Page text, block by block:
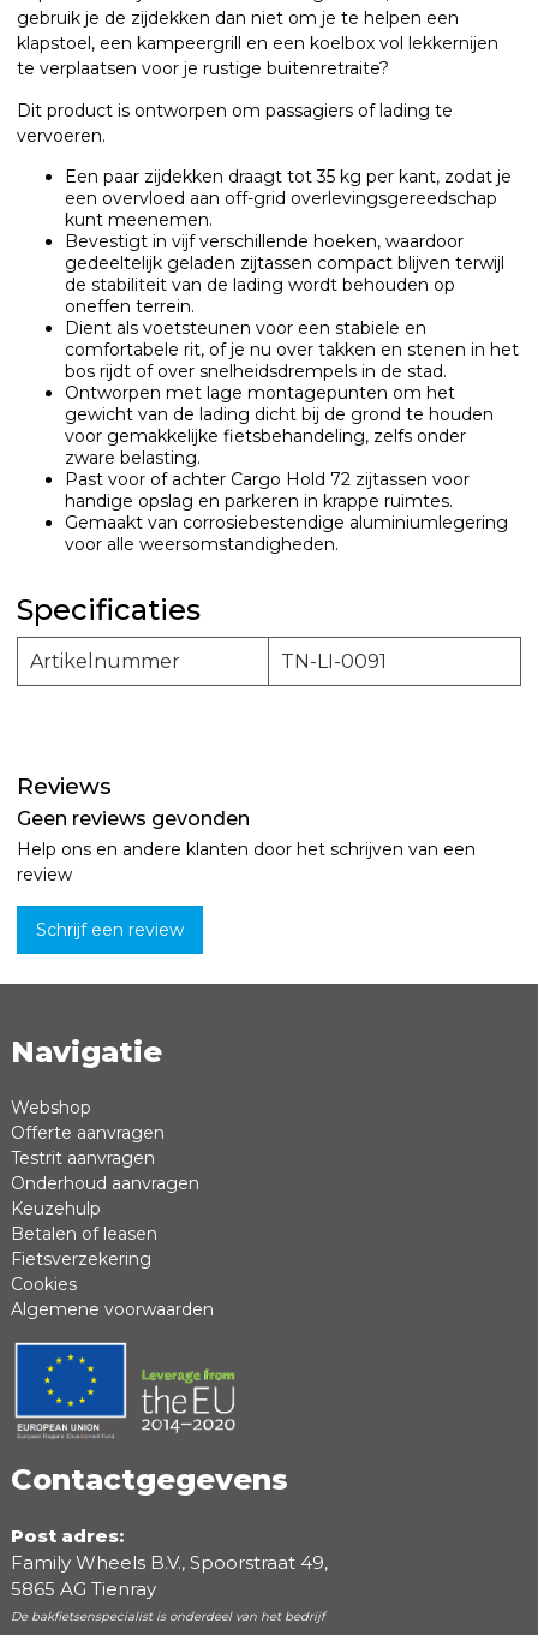
gebruik je de zijdekken dan niet om je te helpen een
klapstoel, een kampeergrill en een koelbox vol lekkernijen
te verplaatsen voor je rustige buitenretraite?
Dit product is ontworpen om passagiers of lading te
vervoeren.
Een paar zijdekken draagt tot 35 kg per kant, zodat je
een overvloed aan off-grid overlevingsgereedschap
kunt meenemen.
Bevestigt in vijf verschillende hoeken, waardoor
gedeeltelijk geladen zijtassen compact blijven terwijl
de stabiliteit van de lading wordt behouden op
oneffen terrein.
Dient als voetsteunen voor een stabiele en
comfortabele rit, of je nu over takken en stenen in het
bos rijdt of over snelheidsdrempels in de stad.
Ontworpen met lage montagepunten om het
gewicht van de lading dicht bij de grond te houden
voor gemakkelijke fietsbehandeling, zelfs onder
zware belasting.
Past voor of achter Cargo Hold 72 zijtassen voor
handige opslag en parkeren in krappe ruimtes.
Gemaakt van corrosiebestendige aluminiumlegering
voor alle weersomstandigheden.
Specificaties
Artikelnummer TN-LI-0091
Reviews
Geen reviews gevonden
Help ons en andere klanten door het schrijven van een
review
Schrijf een review
Naam *
Review *
Positieve punten
Navigatie
Webshop
Offerte aanvragen
Testrit aanvragen
Onderhoud aanvragen
Keuzehulp
Betalen of leasen
Fietsverzekering
Cookies
Algemene voorwaarden
Contactgegevens
Post adres:
Family Wheels B.V., Spoorstraat 49,
5865 AG Tienray
De bakfietsenspecialist is onderdeel van het bedrijf